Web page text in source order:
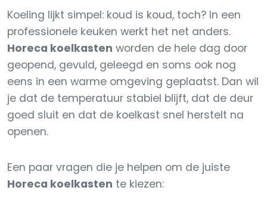
Koeling lijkt simpel: koud is koud, toch? In een
professionele keuken werkt het net anders.
Horeca koelkasten worden de hele dag door
geopend, gevuld, geleegd en soms ook nog
eens in een warme omgeving geplaatst. Dan wil
je dat de temperatuur stabiel blijft, dat de deur
goed sluit en dat de koelkast snel herstelt na
openen.
Een paar vragen die je helpen om de juiste
Horeca koelkasten te kiezen: